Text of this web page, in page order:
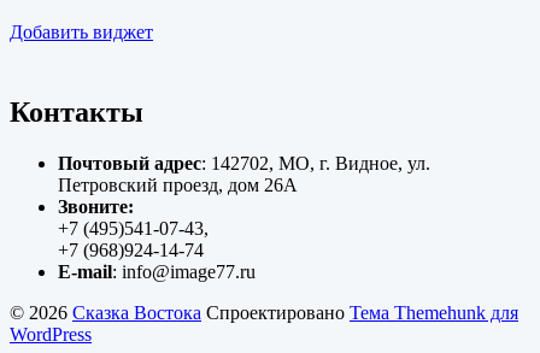
Добавить виджет
Контакты
Почтовый адрес: 142702, МО, г. Видное, ул.
Петровский проезд, дом 26А
Звоните:
+7 (495)541-07-43,
+7 (968)924-14-74
E-mail: info@image77.ru
© 2026 Сказка Востока Спроектировано Тема Themehunk для
WordPress